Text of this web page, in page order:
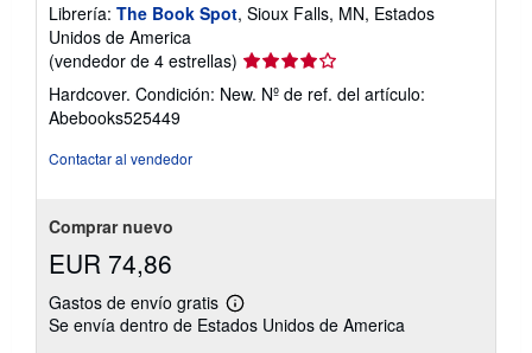
Librería: The Book Spot, Sioux Falls, MN, Estados
Unidos de America
(vendedor de 4 estrellas) Calificación
del
vendedor:
Hardcover. Condición: New. Nº de ref. del artículo:
Abebooks525449
Contactar al vendedor
Comprar nuevo
EUR 74,86
Gastos de envío gratis
Más
información
Se envía dentro de Estados Unidos de America